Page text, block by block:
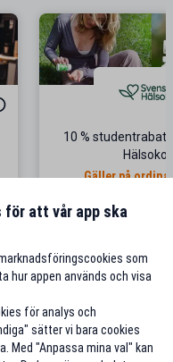
10 %
Gäller på
Till
för att vår app ska
som
hur appen används och visa
för analys och
sätter vi bara cookies
Med "Anpassa mina val" kan